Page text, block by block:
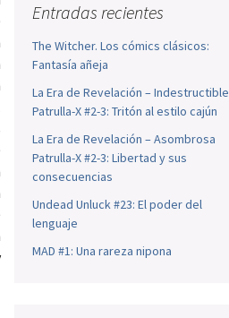
Entradas recientes
The Witcher. Los cómics clásicos:
Fantasía añeja
La Era de Revelación – Indestructible
Patrulla-X #2-3: Tritón al estilo cajún
La Era de Revelación – Asombrosa
Patrulla-X #2-3: Libertad y sus
consecuencias
Undead Unluck #23: El poder del
lenguaje
MAD #1: Una rareza nipona